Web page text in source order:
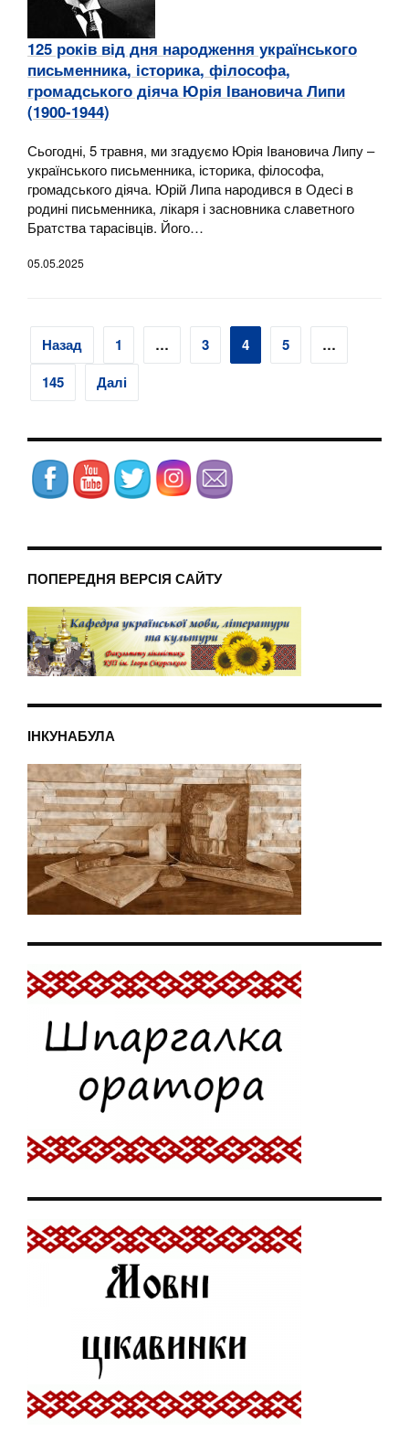
125 років від дня народження українського
письменника, історика, філософа,
громадського діяча Юрія Івановича Липи
(1900-1944)
Сьогодні, 5 травня, ми згадуємо Юрія Івановича Липу –
українського письменника, історика, філософа,
громадського діяча. Юрій Липа народився в Одесі в
родині письменника, лікаря і засновника славетного
Братства тарасівців. Його…
05.05.2025
Навігація
записів
Назад 1 … 3 4 5
…
145
Далі
ПОПЕРЕДНЯ ВЕРСІЯ САЙТУ
ІНКУНАБУЛА